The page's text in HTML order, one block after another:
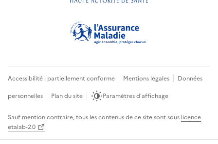
Accessibilité : partiellement conforme Mentions légales
Données
personnelles
Plan du site Paramètres d'affichage
Sauf mention contraire, tous les contenus de ce site sont sous licence
etalab-2.0